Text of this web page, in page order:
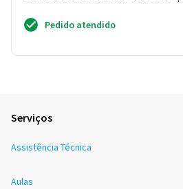
Pedido atendido
Serviços
Assistência Técnica
Aulas